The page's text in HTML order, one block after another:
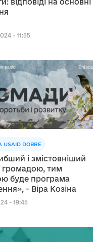
відповіді на основні
- 11:55
DOBRE
і змістовніший
громадою, тим
буде програма
відновлення», - Віра Козіна
- 19:45